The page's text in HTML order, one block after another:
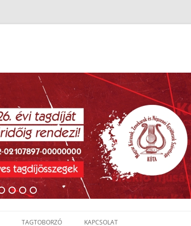
TAGTOBORZÓ KAPCSOLAT